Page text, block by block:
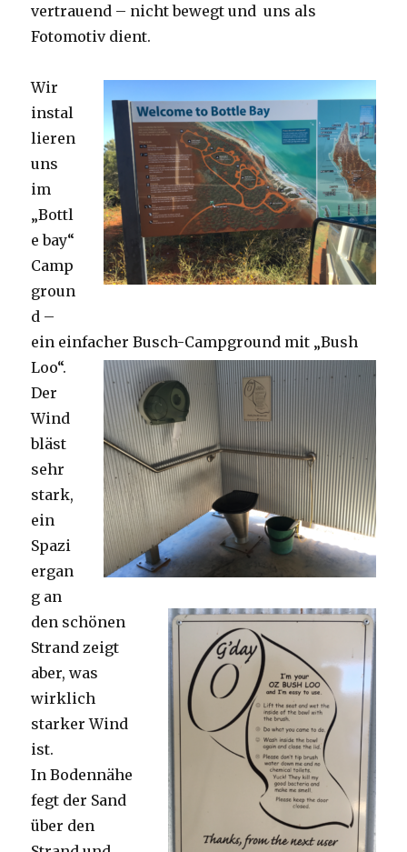
vertrauend – nicht bewegt und uns als
Fotomotiv dient.
Wir
instal
lieren
uns
im
„Bottl
e bay“
Camp
groun
d –
ein einfacher Busch-Campground mit „Bush
Loo“.
Der
Wind
bläst
sehr
stark,
ein
Spazi
ergan
g an
den schönen
Strand zeigt
aber, was
wirklich
starker Wind
ist.
In Bodennähe
fegt der Sand
über den